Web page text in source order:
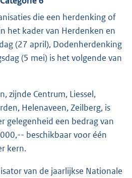
die een herdenking of
het kader van Herdenken en
(27 april), Dodenherdenking
(5 mei) is het volgende van
zijnde Centrum, Liessel,
Helenaveen, Zeilberg, is
gelegenheid een bedrag van
beschikbaar voor één
kern.
van de jaarlijkse Nationale